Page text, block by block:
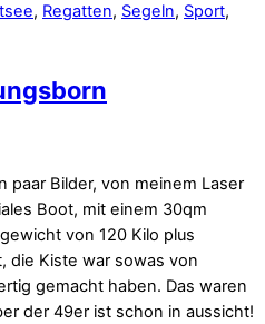
, Regatten, Segeln, Sport,
paar Bilder, von meinem Laser
Boot, mit einem 30qm
von 120 Kilo plus
die Kiste war sowas von
gemacht haben. Das waren
der 49er ist schon in aussicht!